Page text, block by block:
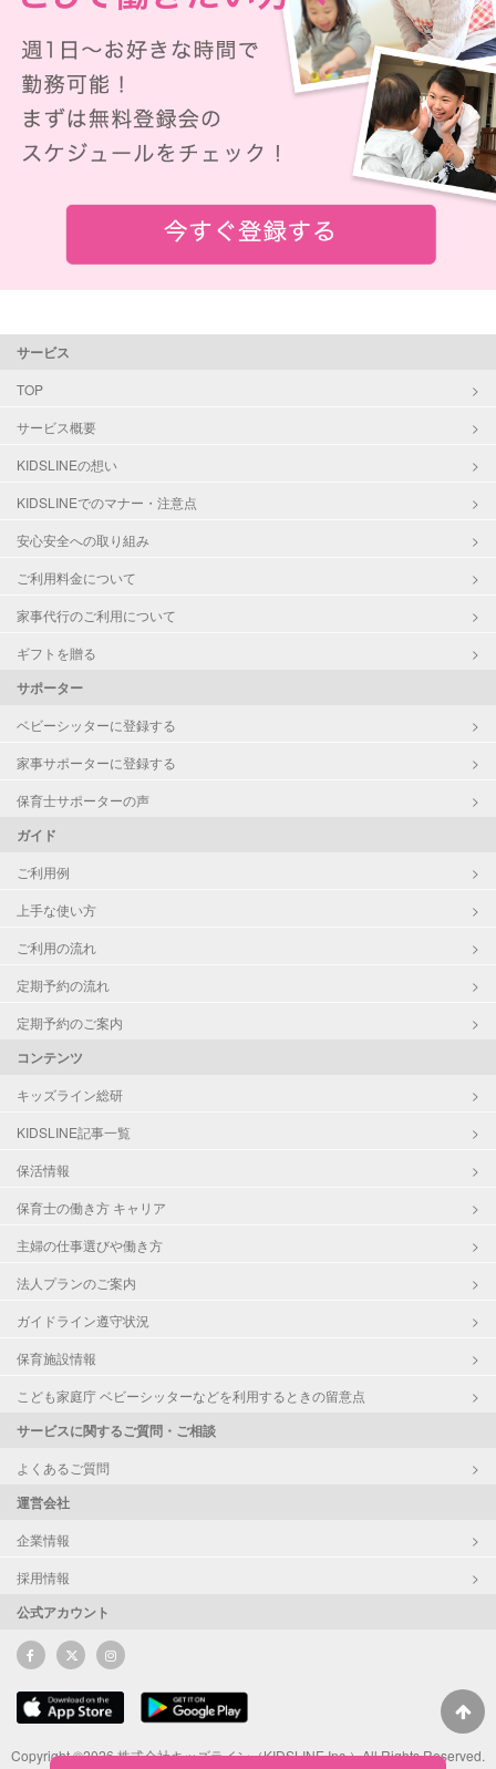
サービス
TOP
サービス概要
KIDSLINEの想い
KIDSLINEでのマナー・注意点
安心安全への取り組み
ご利用料金について
家事代行のご利用について
ギフトを贈る
サポーター
ベビーシッターに登録する
家事サポーターに登録する
保育士サポーターの声
ガイド
ご利用例
上手な使い方
ご利用の流れ
定期予約の流れ
定期予約のご案内
コンテンツ
キッズライン総研
KIDSLINE記事一覧
保活情報
保育士の働き方 キャリア
主婦の仕事選びや働き方
法人プランのご案内
ガイドライン遵守状況
保育施設情報
こども家庭庁 ベビーシッターなどを利用するときの留意点
サービスに関するご質問・ご相談
よくあるご質問
運営会社
企業情報
採用情報
公式アカウント
Copyright ©2026 株式会社キッズライン（KIDSLINE Inc.）All Rights Reserved.